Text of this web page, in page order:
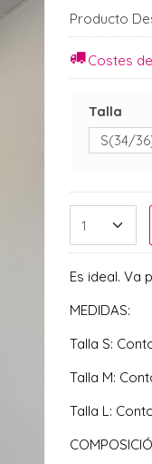
Producto
Costes
Talla
Es ideal. Va
MEDIDAS:
Talla S:
Talla M:
Talla L: